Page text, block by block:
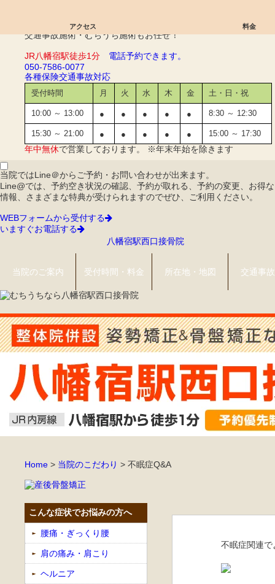
不眠症Q&A｜八幡宿駅西口接骨院
交通事故施術・むちうち施術もお任せ！
JR八幡宿駅徒歩1分 電話予約できます。
050-7586-0077
各種保険交通事故対応
受付時間 月 火 水 木 金 土・日・祝
10:00 ～ 13:00 ● ● ● ● ● 8:30 ～ 12:30
15:30 ～ 21:00 ● ● ● ● ● 15:00 ～ 17:30
年中無休で営業しております。 ※年末年始を除きます
アクセス 料金
当院ではLine＠からご予約・お問い合わせが出来ます。
Line@では、予約空き状況の確認、予約が取れる、予約の変更、お得な
情報、さまざまな特典が受けられますのでぜひ、ご利用ください。
WEBフォームから受付する
いますぐお電話する
八幡宿駅西口接骨院
当院のご案内 受付時間・料金 所在地・地図 交通事
Home > 当院のこだわり > 不眠症Q&A
不眠症関連
こんな症状でお悩みの方へ
腰痛・ぎっくり腰
肩の痛み・肩こり
ヘルニア